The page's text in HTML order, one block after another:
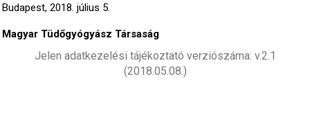
Budapest, 2018. július 5.
Magyar Tüdőgyógyász Társaság
Jelen adatkezelési tájékoztató verziószáma: v.2.1
(2018.05.08.)